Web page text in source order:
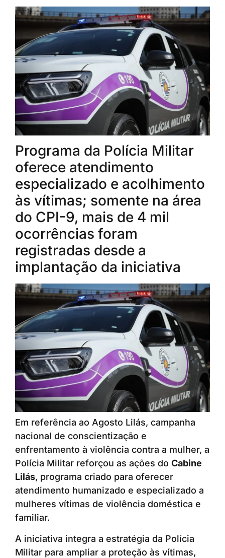
Programa da Polícia Militar
oferece atendimento
especializado e acolhimento
às vítimas; somente na área
do CPI-9, mais de 4 mil
ocorrências foram
registradas desde a
implantação da iniciativa
Em referência ao Agosto Lilás, campanha
nacional de conscientização e
enfrentamento à violência contra a mulher, a
Polícia Militar reforçou as ações do Cabine
Lilás, programa criado para oferecer
atendimento humanizado e especializado a
mulheres vítimas de violência doméstica e
familiar.
A iniciativa integra a estratégia da Polícia
Militar para ampliar a proteção às vítimas,